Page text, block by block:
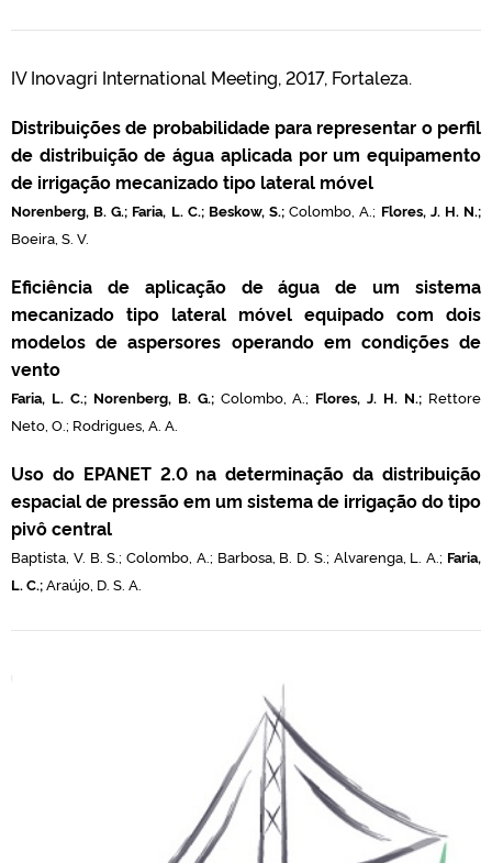
IV Inovagri International Meeting, 2017, Fortaleza.
Distribuições de probabilidade para representar o perfil
de distribuição de água aplicada por um equipamento
de irrigação mecanizado tipo lateral móvel
Norenberg, B. G.; Faria, L. C.; Beskow, S.;Colombo, A.; Flores, J. H. N.;
Boeira, S. V.
Eficiência de aplicação de água de um sistema
mecanizado tipo lateral móvel equipado com dois
modelos de aspersores operando em condições de
vento
Faria, L. C.; Norenberg, B. G.; Colombo, A.; Flores, J. H. N.; Rettore
Neto, O.; Rodrigues, A. A.
Uso do EPANET 2.0 na determinação da distribuição
espacial de pressão em um sistema de irrigação do tipo
pivô central
Baptista, V. B. S.; Colombo, A.; Barbosa, B. D. S.; Alvarenga, L. A.; Faria,
L. C.;Araújo, D. S. A.